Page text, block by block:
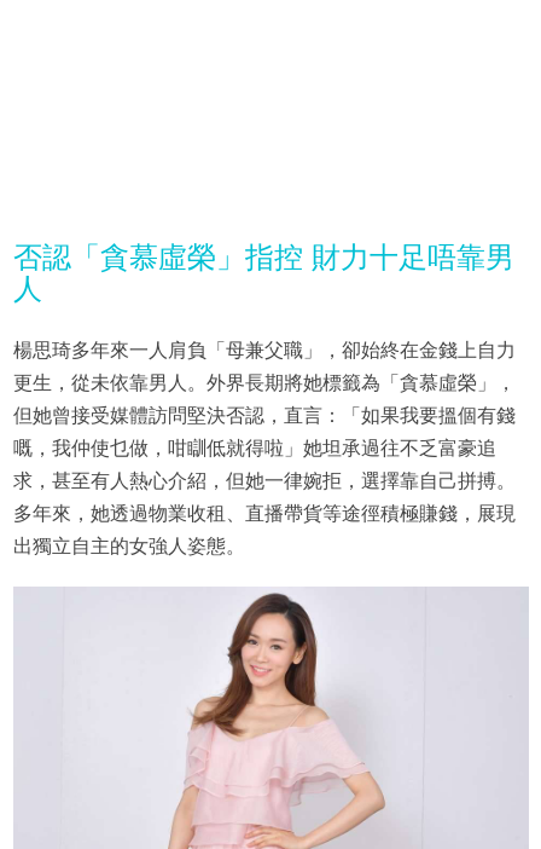
否認「貪慕虛榮」指控 財力十足唔靠男
人
楊思琦多年來一人肩負「母兼父職」，卻始終在金錢上自力
更生，從未依靠男人。外界長期將她標籤為「貪慕虛榮」，
但她曾接受媒體訪問堅決否認，直言：「如果我要搵個有錢
嘅，我仲使乜做，咁瞓低就得啦」她坦承過往不乏富豪追
求，甚至有人熱心介紹，但她一律婉拒，選擇靠自己拼搏。
多年來，她透過物業收租、直播帶貨等途徑積極賺錢，展現
出獨立自主的女強人姿態。